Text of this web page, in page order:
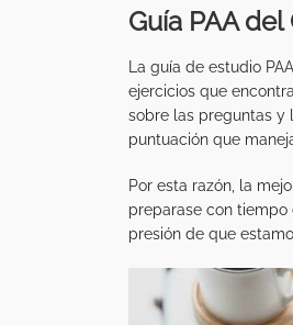
Guía PAA
La guía de estudio
ejercicios que
sobre las preguntas y
puntuación que
Por esta razón, la
preparase con
presión de que